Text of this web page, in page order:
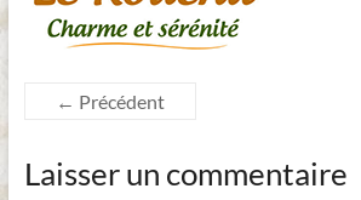
Dordogne
← Précédent
Laisser un commentaire